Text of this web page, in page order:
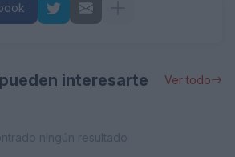
interesarte Ver todo
ningún resultado